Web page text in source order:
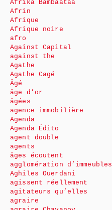
Afrika Bambaataa
Afrin
Afrique
Afrique noire
afro
Against Capital
against the
Agathe
Agathe Cagé
Âgé
âge d’or
âgées
agence immobilière
Agenda
Agenda Édito
agent double
agents
âges écoutent
agglomération d’immeubles
Aghiles Ouerdani
agissent réellement
agitateurs qu’elles
agraire